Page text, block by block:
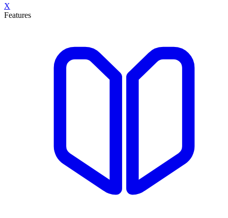
X
Features